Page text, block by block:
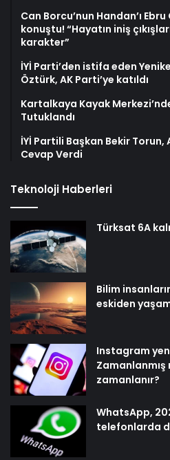
Can Borcu’nun Handan’ı Ebru
konuştu! “Hayatın iniş
karakter”
İYİ Parti’den istifa eden
Öztürk, AK Parti’ye katıldı
Kartalkaya Kayak
Tutuklandı
İYİ Partili Başkan Bekir Torun,
Cevap Verdi
Teknoloji Haberleri
Türksat 6A
Bilim
eskiden
Instagram
Zamanlanmış
zamanlanır?
WhatsApp,
telefonlarda